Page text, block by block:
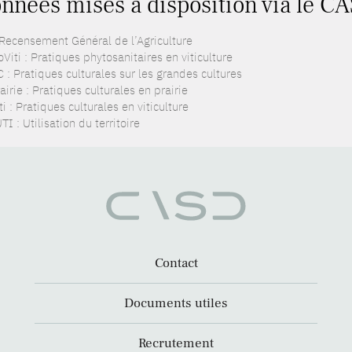
Général de l’Agriculture
: Pratiques phytosanitaires en viticulture
: Pratiques culturales sur les grandes cultures
: Pratiques culturales en prairie
: Pratiques culturales en viticulture
: Utilisation du territoire
Contact
Documents utiles
Recrutement